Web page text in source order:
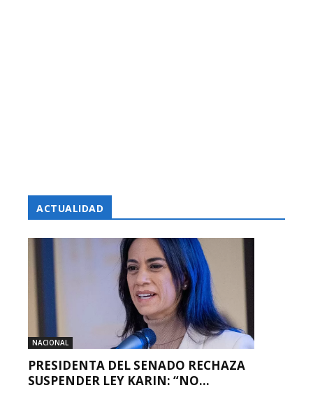
ACTUALIDAD
NACIONAL
PRESIDENTA DEL SENADO RECHAZA
SUSPENDER LEY KARIN: “NO...